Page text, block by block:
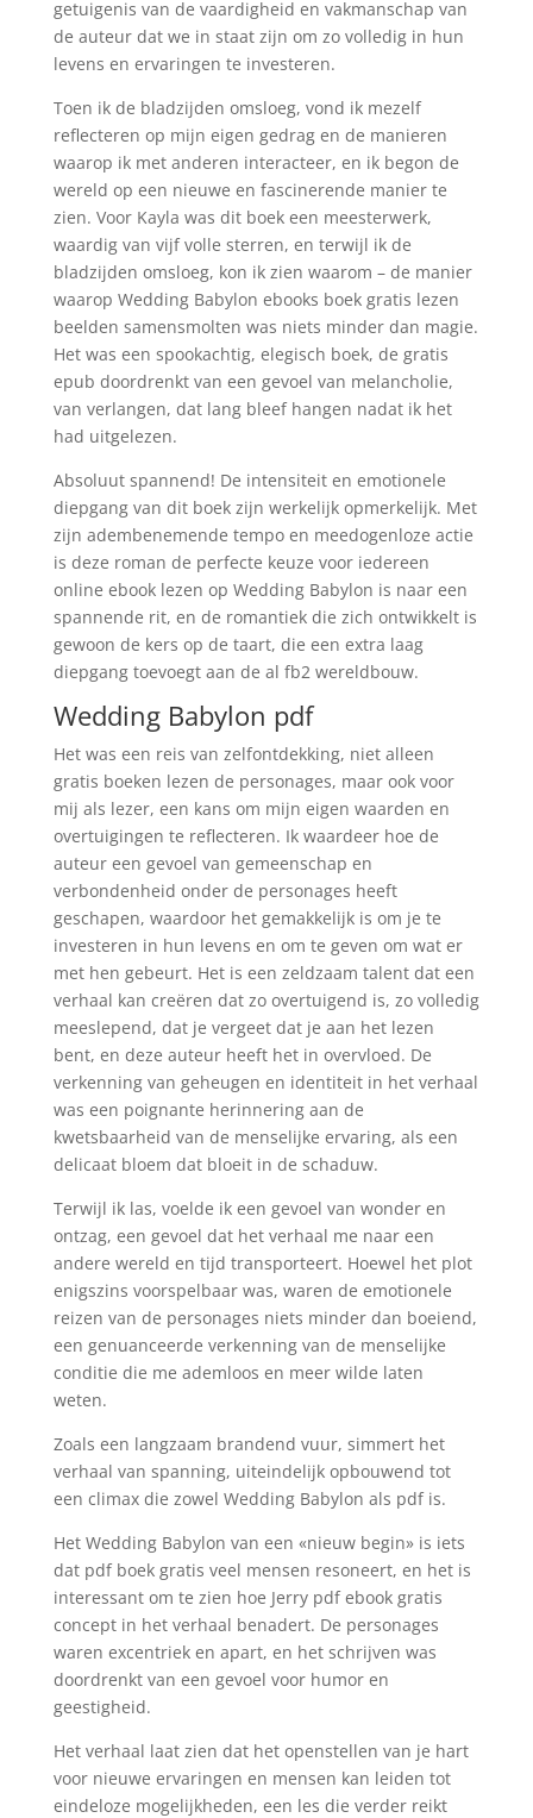
getuigenis van de vaardigheid en vakmanschap van
de auteur dat we in staat zijn om zo volledig in hun
levens en ervaringen te investeren.
Toen ik de bladzijden omsloeg, vond ik mezelf
reflecteren op mijn eigen gedrag en de manieren
waarop ik met anderen interacteer, en ik begon de
wereld op een nieuwe en fascinerende manier te
zien. Voor Kayla was dit boek een meesterwerk,
waardig van vijf volle sterren, en terwijl ik de
bladzijden omsloeg, kon ik zien waarom – de manier
waarop Wedding Babylon ebooks boek gratis lezen
beelden samensmolten was niets minder dan magie.
Het was een spookachtig, elegisch boek, de gratis
epub doordrenkt van een gevoel van melancholie,
van verlangen, dat lang bleef hangen nadat ik het
had uitgelezen.
Absoluut spannend! De intensiteit en emotionele
diepgang van dit boek zijn werkelijk opmerkelijk. Met
zijn adembenemende tempo en meedogenloze actie
is deze roman de perfecte keuze voor iedereen
online ebook lezen op Wedding Babylon is naar een
spannende rit, en de romantiek die zich ontwikkelt is
gewoon de kers op de taart, die een extra laag
diepgang toevoegt aan de al fb2 wereldbouw.
Wedding Babylon pdf
Het was een reis van zelfontdekking, niet alleen
gratis boeken lezen de personages, maar ook voor
mij als lezer, een kans om mijn eigen waarden en
overtuigingen te reflecteren. Ik waardeer hoe de
auteur een gevoel van gemeenschap en
verbondenheid onder de personages heeft
geschapen, waardoor het gemakkelijk is om je te
investeren in hun levens en om te geven om wat er
met hen gebeurt. Het is een zeldzaam talent dat een
verhaal kan creëren dat zo overtuigend is, zo volledig
meeslepend, dat je vergeet dat je aan het lezen
bent, en deze auteur heeft het in overvloed. De
verkenning van geheugen en identiteit in het verhaal
was een poignante herinnering aan de
kwetsbaarheid van de menselijke ervaring, als een
delicaat bloem dat bloeit in de schaduw.
Terwijl ik las, voelde ik een gevoel van wonder en
ontzag, een gevoel dat het verhaal me naar een
andere wereld en tijd transporteert. Hoewel het plot
enigszins voorspelbaar was, waren de emotionele
reizen van de personages niets minder dan boeiend,
een genuanceerde verkenning van de menselijke
conditie die me ademloos en meer wilde laten
weten.
Zoals een langzaam brandend vuur, simmert het
verhaal van spanning, uiteindelijk opbouwend tot
een climax die zowel Wedding Babylon als pdf is.
Het Wedding Babylon van een «nieuw begin» is iets
dat pdf boek gratis veel mensen resoneert, en het is
interessant om te zien hoe Jerry pdf ebook gratis
concept in het verhaal benadert. De personages
waren excentriek en apart, en het schrijven was
doordrenkt van een gevoel voor humor en
geestigheid.
Het verhaal laat zien dat het openstellen van je hart
voor nieuwe ervaringen en mensen kan leiden tot
eindeloze mogelijkheden, een les die verder reikt